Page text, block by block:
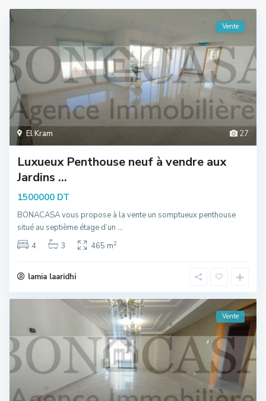
27
El Kram
Vente
Luxueux Penthouse neuf à vendre aux
Jardins ...
1500000 DT
BONACASA vous propose à la vente un somptueux penthouse
situé au septième étage d’un ...
4
3 465 m2
lamia laaridhi
Vente